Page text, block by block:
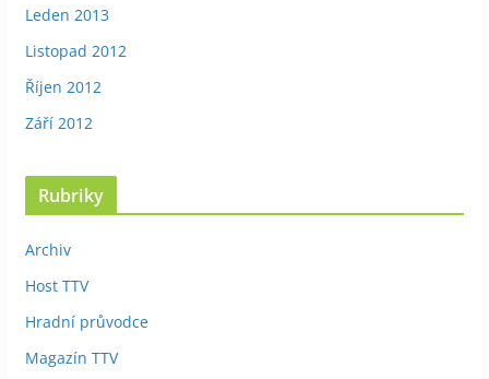
Leden 2013
Listopad 2012
Říjen 2012
Září 2012
Rubriky
Archiv
Host TTV
Hradní průvodce
Magazín TTV